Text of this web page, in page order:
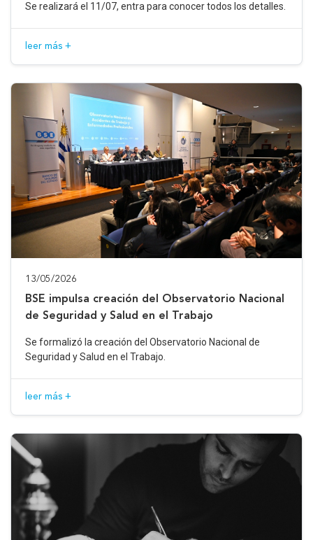
Se realizará el 11/07, entra para conocer todos los detalles.
leer más +
13/05/2026
BSE impulsa creación del Observatorio Nacional
de Seguridad y Salud en el Trabajo
Se formalizó la creación del Observatorio Nacional de
Seguridad y Salud en el Trabajo.
leer más +